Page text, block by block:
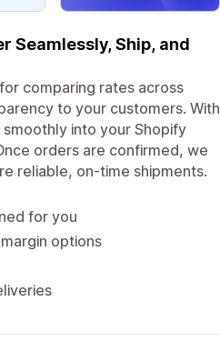
Seamlessly, Ship, and
comparing rates across
to your customers. With
into your Shopify
orders are confirmed, we
reliable, on-time shipments.
for you
options